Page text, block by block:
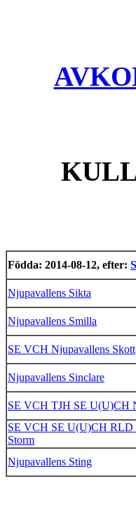
Födda: 2014-08-12, efter:
Njupavallens Sikta
Njupavallens Smilla
SE VCH Njupavallens Skott
Njupavallens Sinclare
SE VCH TJH SE U(U)CH
SE VCH SE U(U)CH
Storm
Njupavallens Sting